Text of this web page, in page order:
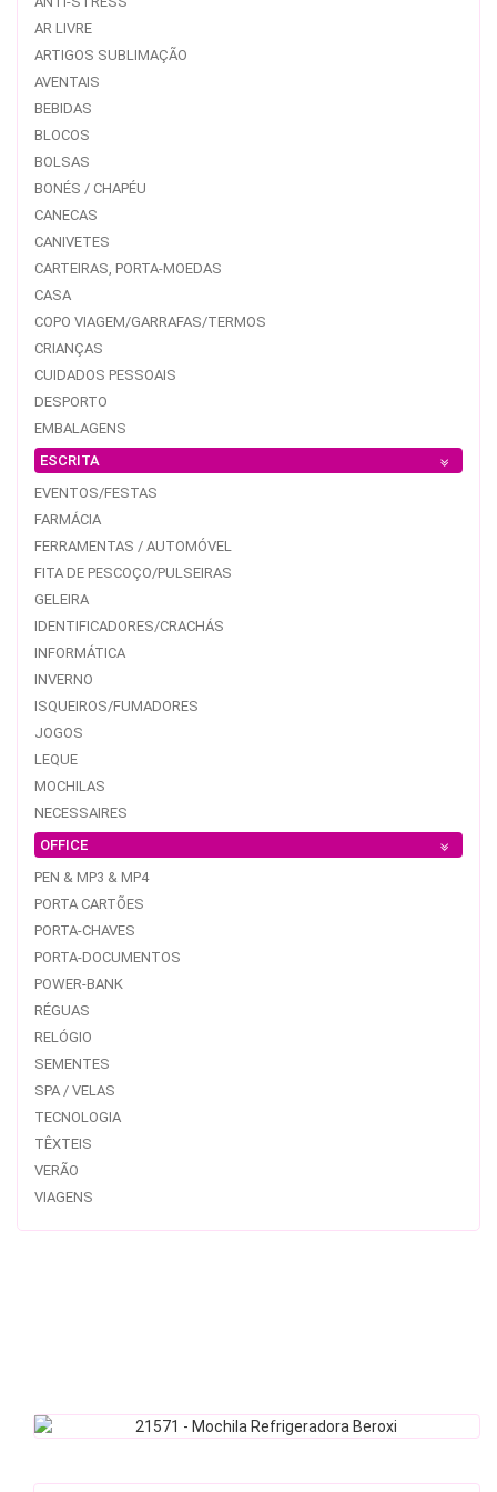
AR LIVRE
ARTIGOS SUBLIMAÇÃO
AVENTAIS
BEBIDAS
BLOCOS
BOLSAS
BONÉS / CHAPÉU
CANECAS
CANIVETES
CARTEIRAS, PORTA-MOEDAS
CASA
COPO VIAGEM/GARRAFAS/TERMOS
CRIANÇAS
CUIDADOS PESSOAIS
DESPORTO
EMBALAGENS
ESCRITA
EVENTOS/FESTAS
FARMÁCIA
FERRAMENTAS / AUTOMÓVEL
FITA DE PESCOÇO/PULSEIRAS
GELEIRA
IDENTIFICADORES/CRACHÁS
INFORMÁTICA
INVERNO
ISQUEIROS/FUMADORES
JOGOS
LEQUE
MOCHILAS
NECESSAIRES
OFFICE
PEN & MP3 & MP4
PORTA CARTÕES
PORTA-CHAVES
PORTA-DOCUMENTOS
POWER-BANK
RÉGUAS
RELÓGIO
SEMENTES
SPA / VELAS
TECNOLOGIA
TÊXTEIS
VERÃO
VIAGENS